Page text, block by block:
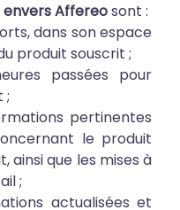
Affereosont :
dans son espace
produit souscrit ;
passées pour
;
pertinentes
le produit
ainsi que les mises à
;
actualisées et